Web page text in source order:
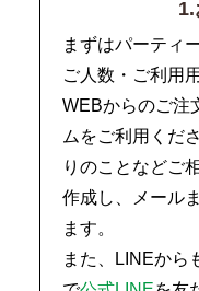
まずはパーティ
ご人数・ご利用
WEBからのご注
ムをご利用くだ
りのことなどご
作成し、メール
ます。
また、LINEから